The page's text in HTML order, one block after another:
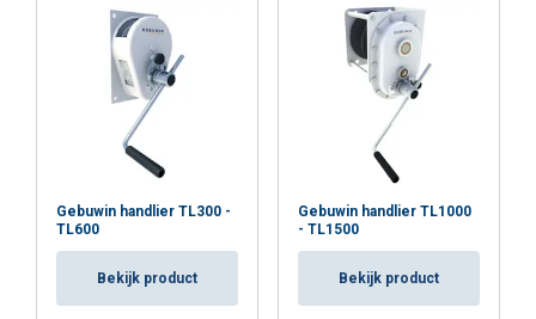
Gebuwin handlier TL300 -
TL600
Bekijk product
Gebuwin handlier TL1000
- TL1500
Bekijk product